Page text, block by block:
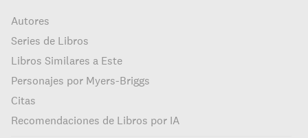
Autores
Series de Libros
Libros Similares a Este
Personajes por Myers-Briggs
Citas
Recomendaciones de Libros por IA